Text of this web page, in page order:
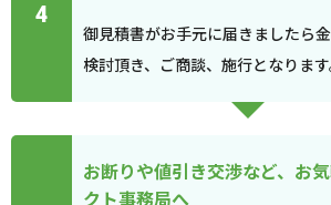
4
御見積書がお手元に届きましたら
検討頂き、ご商談、施行となります
お断りや値引き交渉など、お
クト事務局へ